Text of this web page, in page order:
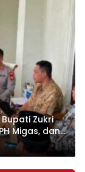
Zukri
Migas, dan